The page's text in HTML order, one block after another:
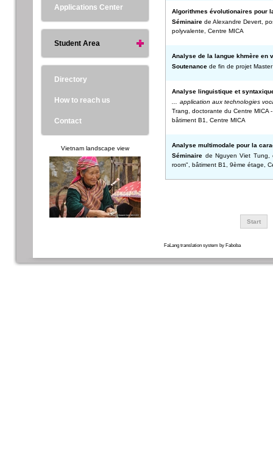
Algorithmes évolutionaires pour
Séminaire de Alexandre Devert,
polyvalente, Centre MICA
Analyse de la langue khmère en
Soutenance de fin de projet
Analyse linguistique et
... application aux technologies
Trang, doctorante du Centre MICA
bâtiment B1, Centre MICA
Analyse multimodale pour la
Séminaire de Nguyen Viet Tung,
room", bâtiment B1, 9ème étage,
Start
FaLang translation system by Faboba
Applications Center
Student Area
Directory
How to reach us
Contact
Vietnam landscape view